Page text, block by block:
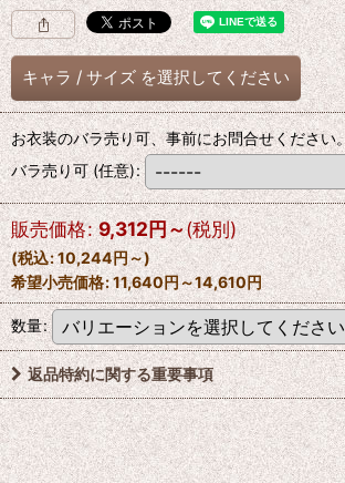
キャラ / サイズ を選択してください
お衣装のバラ売り可、事前にお問合せください。
バラ売り可(任意):
販売価格: 9,312円～(税別)
(税込:10,244円～)
希望小売価格:11,640円～14,610円
数量:
返品特約に関する重要事項